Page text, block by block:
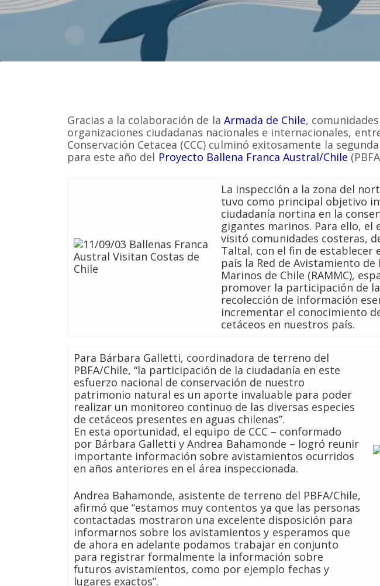
Gracias a la colaboración de la Armada de Chile,
organizaciones ciudadanas nacionales e internacionales,
Conservación Cetacea (CCC) culminó exitosamente la
para este año del Proyecto Ballena Franca Austral/Chile
La inspección a la zona del
tuvo como principal objetivo
ciudadanía nortina en la
gigantes marinos. Para ello, el
visitó comunidades costeras,
Taltal, con el fin de establecer
país la Red de Avistamiento
Marinos de Chile (RAMMC),
promover la participación de
recolección de información
incrementar el conocimiento
cetáceos en nuestros país.
Para Bárbara Galletti, coordinadora de terreno del
PBFA/Chile, “la participación de la ciudadanía en este
esfuerzo nacional de conservación de nuestro
patrimonio natural es un aporte invaluable para poder
realizar un monitoreo continuo de las diversas especies
de cetáceos presentes en aguas chilenas”.
En esta oportunidad, el equipo de CCC – conformado
por Bárbara Galletti y Andrea Bahamonde – logró reunir
importante información sobre avistamientos ocurridos
en años anteriores en el área inspeccionada.
Andrea Bahamonde, asistente de terreno del PBFA/Chile,
afirmó que “estamos muy contentos ya que las personas
contactadas mostraron una excelente disposición para
informarnos sobre los avistamientos y esperamos que
de ahora en adelante podamos trabajar en conjunto
para registrar formalmente la información sobre
futuros avistamientos, como por ejemplo fechas y
lugares exactos”.